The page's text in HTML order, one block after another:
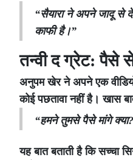
“सैयारा ने अपने जादू से
काफी है।”
तन्वी द ग्रेट: पैसे
अनुपम खेर ने अपने एक
कोई पछतावा नहीं है। खास
“हमने तुमसे पैसे मांगे
यह बात बताती है कि सच्चा